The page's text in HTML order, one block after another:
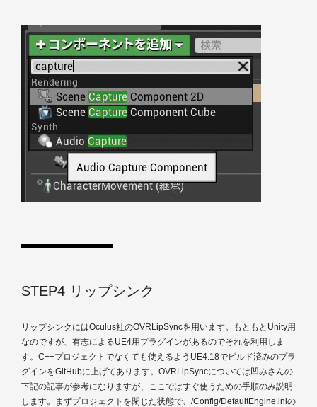
STEP4 リップシンク
リップシンクにはOculus社のOVRLipSyncを用います。もともとUnity用
なのですが、有志によるUE4用プラグインがあるのでそれを利用しま
す。C++プロジェクトでなくても使えるようUE4.18でビルド済みのプラ
グインをGitHubに上げてあります。OVRLipSyncについては凹みさんの
下記の記事が参考になりますが、ここではすぐ使うための手順のみ説明
します。まずプロジェクトを閉じた状態で、 /Config/DefaultEngine.iniの